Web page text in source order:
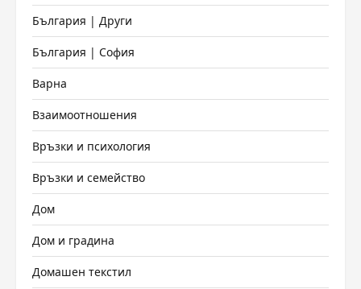
България | Други
България | София
Варна
Взаимоотношения
Връзки и психология
Връзки и семейство
Дом
Дом и градина
Домашен текстил